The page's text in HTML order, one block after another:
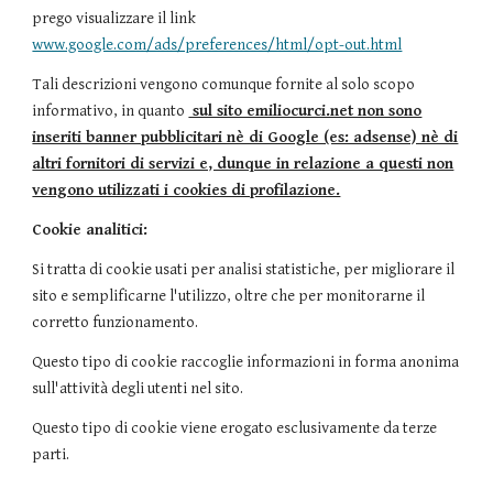
prego visualizzare il link
www.google.com/ads/preferences/html/opt-out.html
Tali descrizioni vengono comunque fornite al solo scopo
informativo, in quanto sul sito emiliocurci.net non sono
inseriti banner pubblicitari nè di Google (es: adsense) nè di
altri fornitori di servizi e, dunque in relazione a questi non
vengono utilizzati i cookies di profilazione.
Cookie analitici:
Si tratta di cookie usati per analisi statistiche, per migliorare il
sito e semplificarne l'utilizzo, oltre che per monitorarne il
corretto funzionamento.
Questo tipo di cookie raccoglie informazioni in forma anonima
sull'attività degli utenti nel sito.
Questo tipo di cookie viene erogato esclusivamente da terze
parti.